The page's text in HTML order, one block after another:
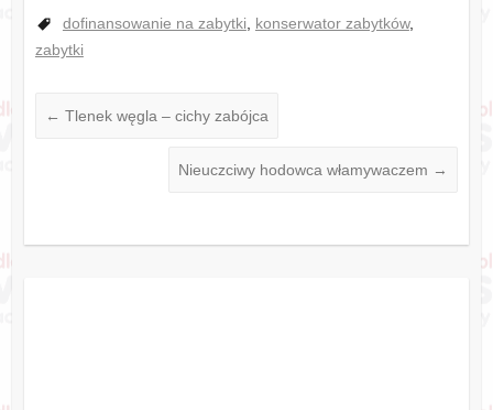
dofinansowanie na zabytki, konserwator zabytków,
zabytki
← Tlenek węgla – cichy zabójca
Nieuczciwy hodowca włamywaczem →